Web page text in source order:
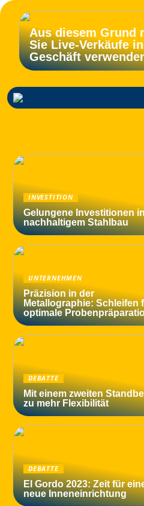
Aus diesem Grund
Sie Live-Verkäufe
Geschäft
INVESTITION
Gelungene Investitionen
nachhaltigem Stahlbau
UNTERNEHMEN
Präzision in der
Metallographie: Schleifen
optimale
DEBATTE
Mit einem zweiten
zu mehr Flexibilität
DEBATTE
El Gordo 2023: Zeit für
neue Inneneinrichtung